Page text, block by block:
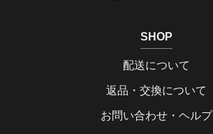
SHOP
配送について
返品・交換について
お問い合わせ・ヘルプ